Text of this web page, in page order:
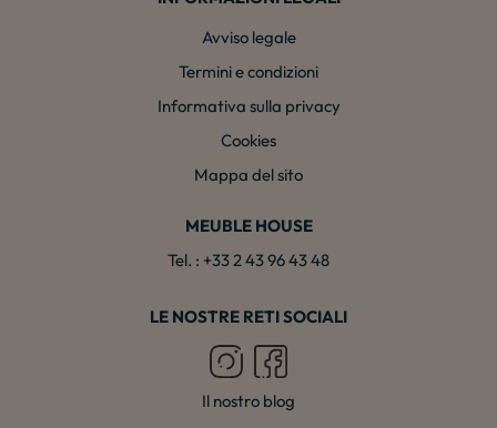
Avviso legale
Termini e condizioni
Informativa sulla privacy
Cookies
Mappa del sito
MEUBLE HOUSE
Tel. : +33 2 43 96 43 48
LE NOSTRE RETI SOCIALI
Il nostro blog